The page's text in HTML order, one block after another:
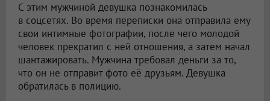
С этим мужчиной девушка познакомилась
в соцсетях. Во время переписки она отправила ему
свои интимные фотографии, после чего молодой
человек прекратил с ней отношения, а затем начал
шантажировать. Мужчина требовал деньги за то,
что он не отправит фото её друзьям. Девушка
обратилась в полицию.